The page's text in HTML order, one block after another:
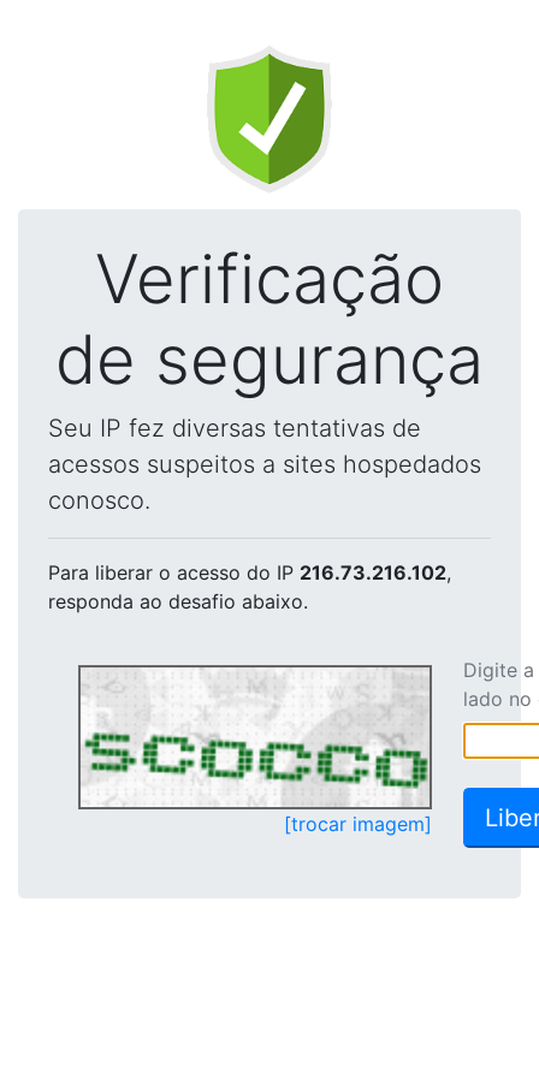
Verificação
de segurança
Seu IP fez diversas tentativas de
acessos suspeitos a sites hospedados
conosco.
Para liberar o acesso do IP 216.73.216.102,
responda ao desafio abaixo.
[trocar imagem]
Digite
lado no